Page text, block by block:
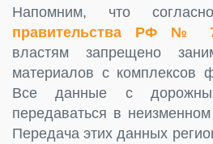
Напомним, что
правительства РФ №
властям запрещено
материалов с комплексов
Все данные с
передаваться в
Передача этих данных